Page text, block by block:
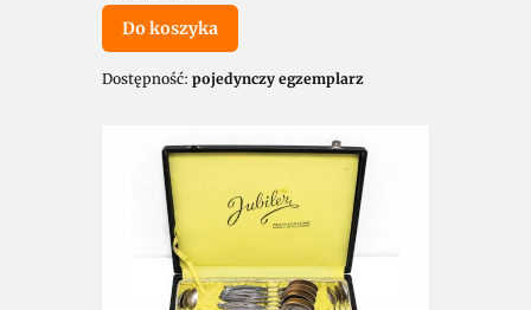
Do koszyka
Dostępność: pojedynczy egzemplarz